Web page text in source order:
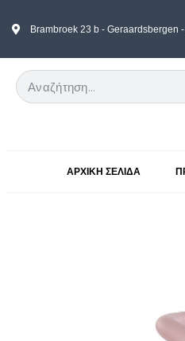
Brambroek 23 b - Geraardsbergen -
ΑΡΧΙΚΉ ΣΕΛΊΔΑ